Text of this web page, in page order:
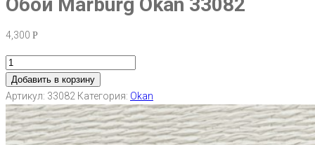
Обои Marburg Okan 33082
4,300 Р
Добавить в корзину
Артикул: 33082 Категория: Okan